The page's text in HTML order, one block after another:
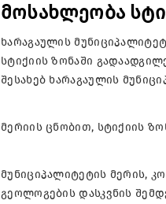
მოსახლეობა
ხარაგაულის
სტიქიის ზონაში
შესახებ ხარაგაულის
მერიის ცნობით, სტიქიის
მუნიციპალიტეტის მერის,
გეოლოგების დასკვნის